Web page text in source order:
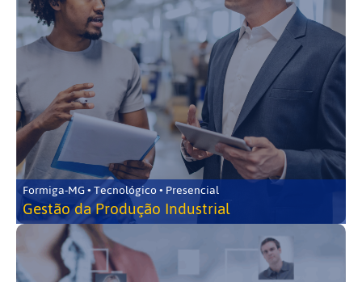
Formiga-MG • Tecnológico • Presencial
Gestão da Produção Industrial